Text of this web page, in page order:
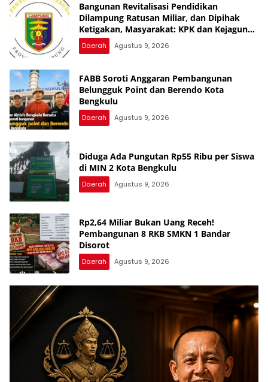
Bangunan Revitalisasi Pendidikan
Dilampung Ratusan Miliar, dan Dipihak
Ketigakan, Masyarakat: KPK dan Kejagung
Jangan Cukup Pembinaan, Uang Rakyat
Bukan Warisan Nenek Moyang
Daerah Agustus 9, 2026
FABB Soroti Anggaran Pembangunan
Belungguk Point dan Berendo Kota
Bengkulu
Daerah Agustus 9, 2026
Diduga Ada Pungutan Rp55 Ribu per Siswa
di MIN 2 Kota Bengkulu
Daerah Agustus 9, 2026
Rp2,64 Miliar Bukan Uang Receh!
Pembangunan 8 RKB SMKN 1 Bandar
Disorot
Daerah Agustus 9, 2026